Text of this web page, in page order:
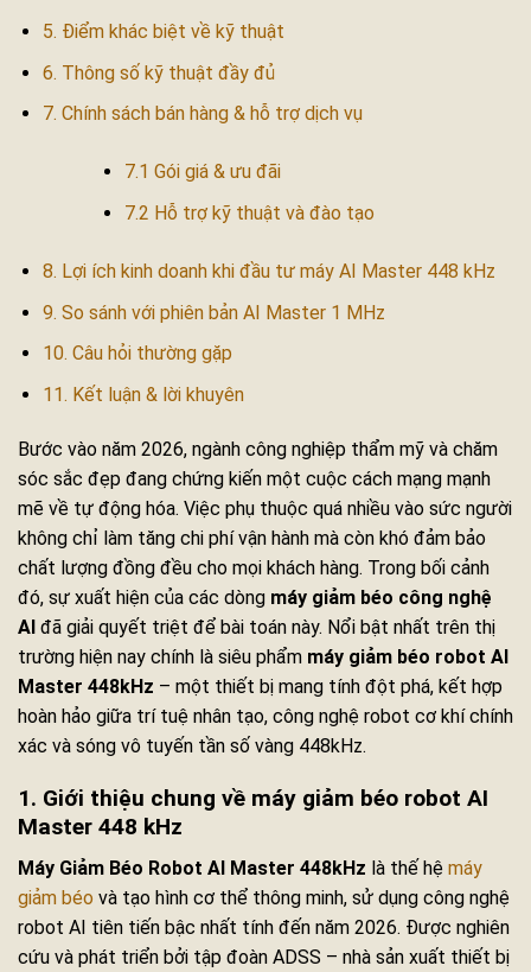
5. Điểm khác biệt về kỹ thuật
6. Thông số kỹ thuật đầy đủ
7. Chính sách bán hàng & hỗ trợ dịch vụ
7.1 Gói giá & ưu đãi
7.2 Hỗ trợ kỹ thuật và đào tạo
8. Lợi ích kinh doanh khi đầu tư máy AI Master 448 kHz
9. So sánh với phiên bản AI Master 1 MHz
10. Câu hỏi thường gặp
11. Kết luận & lời khuyên
Bước vào năm 2026, ngành công nghiệp thẩm mỹ và chăm
sóc sắc đẹp đang chứng kiến một cuộc cách mạng mạnh
mẽ về tự động hóa. Việc phụ thuộc quá nhiều vào sức người
không chỉ làm tăng chi phí vận hành mà còn khó đảm bảo
chất lượng đồng đều cho mọi khách hàng. Trong bối cảnh
đó, sự xuất hiện của các dòng máy giảm béo công nghệ
AI đã giải quyết triệt để bài toán này. Nổi bật nhất trên thị
trường hiện nay chính là siêu phẩm máy giảm béo robot AI
Master 448kHz – một thiết bị mang tính đột phá, kết hợp
hoàn hảo giữa trí tuệ nhân tạo, công nghệ robot cơ khí chính
xác và sóng vô tuyến tần số vàng 448kHz.
1. Giới thiệu chung về máy giảm béo robot AI
Master 448 kHz
Máy Giảm Béo Robot AI Master 448kHz là thế hệ máy
giảm béo và tạo hình cơ thể thông minh, sử dụng công nghệ
robot AI tiên tiến bậc nhất tính đến năm 2026. Được nghiên
cứu và phát triển bởi tập đoàn ADSS – nhà sản xuất thiết bị